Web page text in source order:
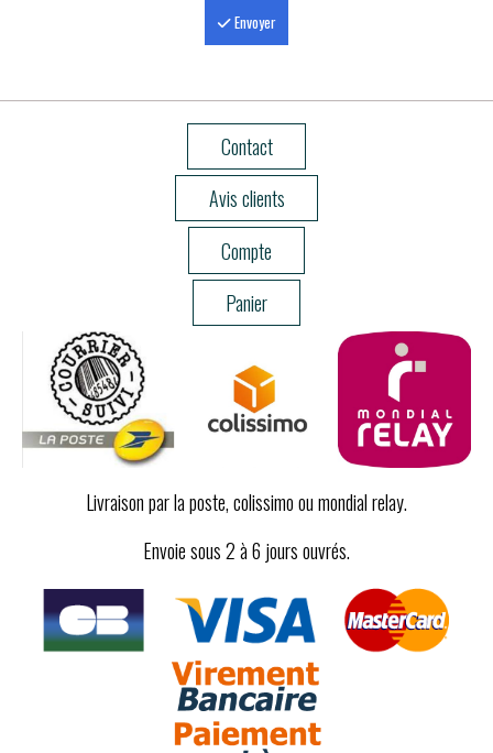
Envoyer
Contact
Avis clients
Compte
Panier
Livraison par la poste, colissimo ou mondial relay.
Envoie sous 2 à 6 jours ouvrés.